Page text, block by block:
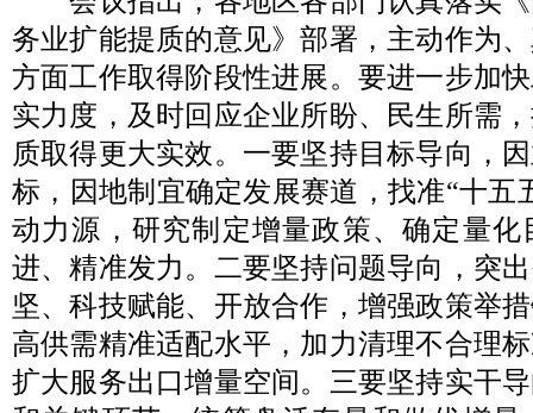
务业扩能提质的意见》部署，主动作为
方面工作取得阶段性进展。要进一步加
实力度，及时回应企业所盼、民生所需
质取得更大实效。一要坚持目标导向，
标，因地制宜确定发展赛道，找准“十五
动力源，研究制定增量政策、确定量化
进、精准发力。二要坚持问题导向，突
坚、科技赋能、开放合作，增强政策举
高供需精准适配水平，加力清理不合理
扩大服务出口增量空间。三要坚持实干